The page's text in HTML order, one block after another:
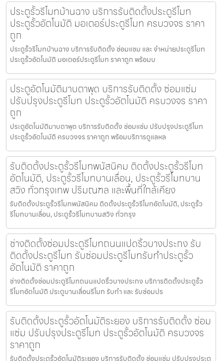
ประตูรั้วรีโมทบ้านฉาง บริการรับติดตั้งประตูรีโมท
ประตูรั้วอัตโนมัติ มอเตอร์ประตูรีโมท ครบวงจร ราคา
ถูก
ประตูรั้วรีโมทบ้านฉาง บริการรับติดตั้ง ซ่อมแซม และ จำหน่ายประตูรีโมท
ประตูรั้วอัตโนมัติ มอเตอร์ประตูรีโมท ราคาถูก พร้อมบ
ประตูอัตโนมัติมาบตาพุด บริการรับติดตั้ง ซ่อมแซ่ม
ปรับปรุงประตูรีโมท ประตูรั้วอัตโนมัติ ครบวงจร ราคา
ถูก
ประตูอัตโนมัติมาบตาพุด บริการรับติดตั้ง ซ่อมแซ่ม ปรับปรุงประตูรีโมท
ประตูรั้วอัตโนมัติ ครบวงจร ราคาถูก พร้อมบริการดูแลหล
รับติดตั้งประตูรั้วรีโมทพนัสนิคม ติดตั้งประตูรั้วรีโมท
อัตโนมัติ, ประตูรั้วรีโมทบานเลื่อน, ประตูรั้วรีโมทบาน
สวิง ทั่วกรุงเทพ ปริมณฑล และพื้นที่ใกล้เคียง
รับติดตั้งประตูรั้วรีโมทพนัสนิคม ติดตั้งประตูรั้วรีโมทอัตโนมัติ, ประตูรั้ว
รีโมทบานเลื่อน, ประตูรั้วรีโมทบานสวิง ทั่วกรุง
ช่างติดตั้งซ่อมประตูรีโมทถนนแปดริ้วบางประกง รับ
ติดตั้งประตูรีโมท รับซ่อมประตูรีโมทรับทำประตูรั้ว
อัตโนมัติ ราคาถูก
ช่างติดตั้งซ่อมประตูรีโมทถนนแปดริ้วบางประกง บริการติดตั้งประตูรั้ว
รีโมทอัตโนมัติ ประตูบานเลื่อนรีโมท รับทำ และ รับซ่อมปร
รับติดตั้งประตูรั้วอัตโนมัติระยอง บริการรับติดตั้ง ซ่อม
แซ่ม ปรับปรุงประตูรีโมท ประตูรั้วอัตโนมัติ ครบวงจร
ราคาถูก
รับติดตั้งประตูรั้วอัตโนมัติระยอง บริการรับติดตั้ง ซ่อมแซ่ม ปรับปรุงประตู